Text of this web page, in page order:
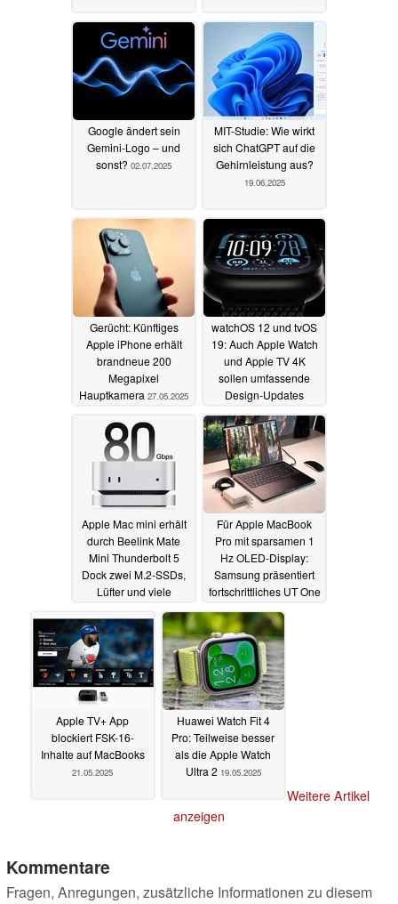
Google ändert sein
Gemini-Logo – und
sonst? 02.07.2025
MIT-Studie: Wie wirkt
sich ChatGPT auf die
Gehirnleistung aus?
19.06.2025
Gerücht: Künftiges
Apple iPhone erhält
brandneue 200
Megapixel
Hauptkamera 27.05.2025
watchOS 12 und tvOS
19: Auch Apple Watch
und Apple TV 4K
sollen umfassende
Design-Updates
erhalten26.05.2025
Apple Mac mini erhält
durch Beelink Mate
Mini Thunderbolt 5
Dock zwei M.2-SSDs,
Lüfter und viele
26.05.2025
Für Apple MacBook
Pro mit sparsamen 1
Hz OLED-Display:
Samsung präsentiert
fortschrittliches UT One
OLED-Panel21.05.2025
Apple TV+ App
blockiert FSK-16-
Inhalte auf MacBooks
21.05.2025
Huawei Watch Fit 4
Pro: Teilweise besser
als die Apple Watch
Ultra 2 19.05.2025
Weitere Artikel
anzeigen
Kommentare
Fragen, Anregungen, zusätzliche Informationen zu diesem